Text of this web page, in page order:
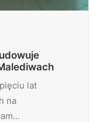
lat
na